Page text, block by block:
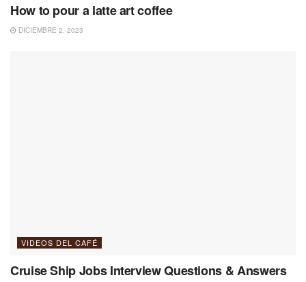
How to pour a latte art coffee
DICIEMBRE 2, 2023
VIDEOS DEL CAFÉ
Cruise Ship Jobs Interview Questions & Answers